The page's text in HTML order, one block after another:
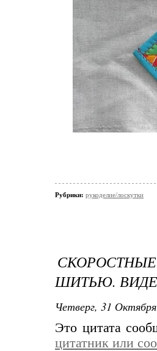
Рубрики: рукоделие/лоскутки
ШИТЬЮ.
Четверг, 31
Это цитата
цитатник или